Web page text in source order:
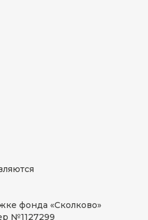
фонда «Сколково»
№1127299